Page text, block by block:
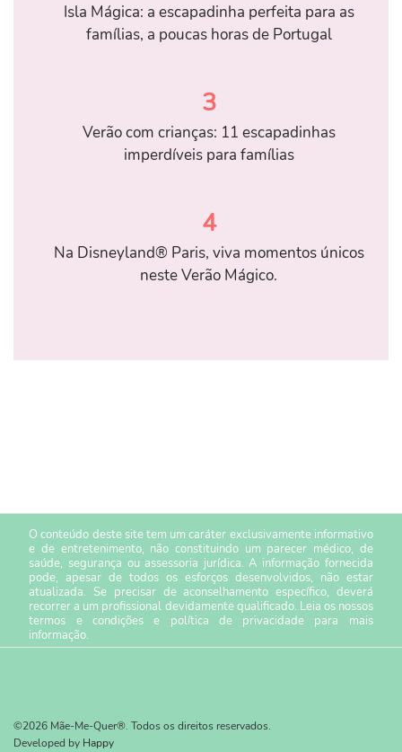
Isla Mágica: a escapadinha perfeita para as
famílias, a poucas horas de Portugal
3
Verão com crianças: 11 escapadinhas
imperdíveis para famílias
4
Na Disneyland® Paris, viva momentos únicos
neste Verão Mágico.
O conteúdo deste site tem um caráter exclusivamente informativo
e de entretenimento, não constituindo um parecer médico, de
saúde, segurança ou assessoria jurídica. A informação fornecida
pode, apesar de todos os esforços desenvolvidos, não estar
atualizada. Se precisar de aconselhamento específico, deverá
recorrer a um profissional devidamente qualificado. Leia os nossos
termos e condiçõese política de privacidade para mais
informação.
©2026 Mãe-Me-Quer®. Todos os direitos reservados.
Developed by Happy